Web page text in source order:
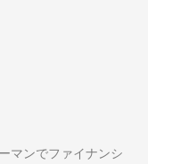
マンでファイナンシ